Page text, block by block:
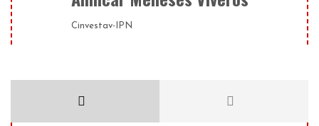
Cinvestav-IPN